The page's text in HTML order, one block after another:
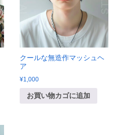
クールな無造作マッシュヘ
ア
¥1,000
お買い物カゴに追加